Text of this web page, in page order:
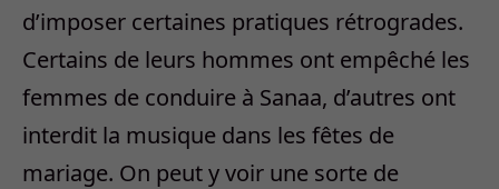
d’imposer certaines pratiques rétrogrades.
Certains de leurs hommes ont empêché les
femmes de conduire à Sanaa, d’autres ont
interdit la musique dans les fêtes de
mariage. On peut y voir une sorte de